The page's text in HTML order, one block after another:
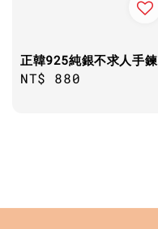
正韓925純銀不求人手鍊
Regular
NT$ 880